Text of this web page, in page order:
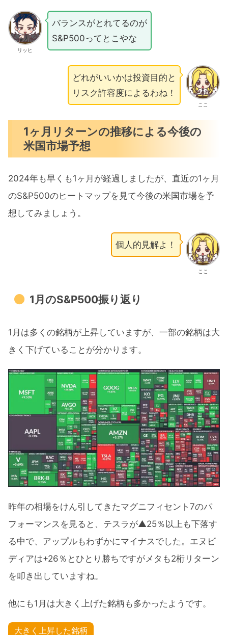
リッヒ
バランスがとれてるのが
S&P500ってとこやな
ここ
どれがいいかは投資目的と
リスク許容度によるわね！
1ヶ月リターンの推移による今後の
米国市場予想
2024年も早くも1ヶ月が経過しましたが、直近の1ヶ月
のS&P500のヒートマップを見て今後の米国市場を予
想してみましょう。
ここ
個人的見解よ！
1月のS&P500振り返り
1月は多くの銘柄が上昇していますが、一部の銘柄は大
きく下げていることが分かります。
昨年の相場をけん引してきたマグニフィセント7のパ
フォーマンスを見ると、テスラが▲25％以上も下落す
る中で、アップルもわずかにマイナスでした。エヌビ
ディアは+26％とひとり勝ちですがメタも2桁リターン
を叩き出していますね。
他にも1月は大きく上げた銘柄も多かったようです。
大きく上昇した銘柄